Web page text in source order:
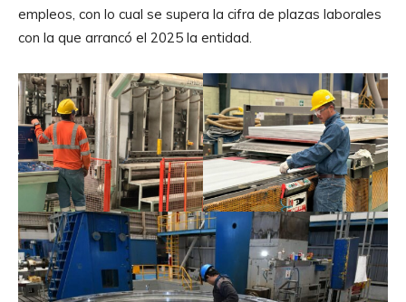
empleos, con lo cual se supera la cifra de plazas laborales
con la que arrancó el 2025 la entidad.